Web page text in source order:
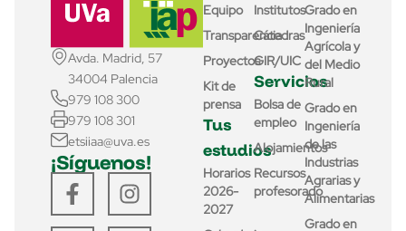
Avda. Madrid, 57
34004 Palencia
979 108 300
979 108 301
etsiiaa@uva.es
¡Síguenos!
Equipo
Transparencia
Proyectos
Kit de
prensa
Tus
estudios
Horarios
2026-
2027
Institutos
Cátedras
GIR/UIC
Servicios
Bolsa de
empleo
Alojamientos
Recursos
profesorado
Grado en
Ingeniería
Agrícola y
del Medio
Rural
Grado en
Ingeniería
de las
Industrias
Agrarias y
Alimentarias
Grado en